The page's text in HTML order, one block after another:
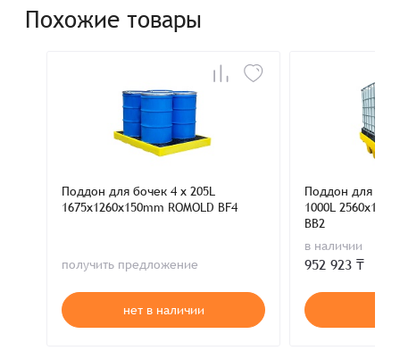
Похожие товары
Поддон для бочек 4 x 205L
1675x1260x150mm ROMOLD BF4
получить предложение
нет в наличии
Поддон для
1000L
BB2
в наличии
952 923 ₸